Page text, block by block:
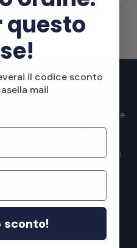
precedente
Diapositiva successiva
5
portare sulle tavole italiane
francese. Come?
culinario
rappresenta una chiave di
questo
il codice sconto
mail
sconto!